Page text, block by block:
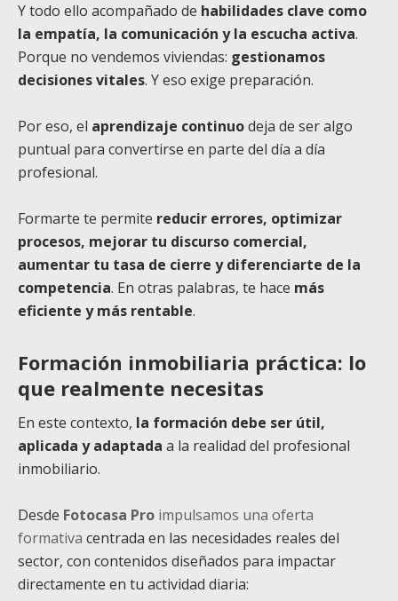
Y todo ello acompañado de habilidades clave como
la empatía, la comunicación y la escucha activa.
Porque no vendemos viviendas: gestionamos
decisiones vitales. Y eso exige preparación.
Por eso, el aprendizaje continuodeja de ser algo
puntual para convertirse en parte del día a día
profesional.
Formarte te permite reducir errores, optimizar
procesos, mejorar tu discurso comercial,
aumentar tu tasa de cierre y diferenciarte de la
competencia. En otras palabras, te hace más
eficiente y más rentable.
Formación inmobiliaria práctica: lo
que realmente necesitas
En este contexto, la formación debe ser útil,
aplicada y adaptada a la realidad del profesional
inmobiliario.
Desde Fotocasa Pro impulsamos una oferta
formativa centrada en las necesidades reales del
sector, con contenidos diseñados para impactar
directamente en tu actividad diaria: